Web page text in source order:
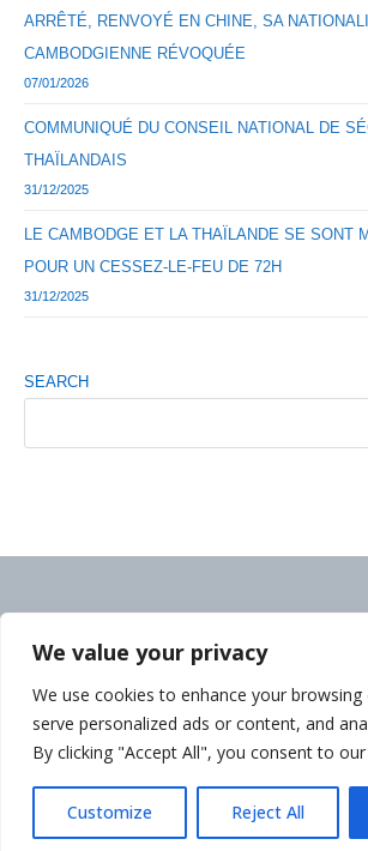
We value your privacy
We use cookies to enhance your browsing
serve personalized ads or content, and
By clicking "Accept All", you consent to
Customize Reject All
ARRÊTÉ, RENVOYÉ EN CHINE, SA
CAMBODGIENNE RÉVOQUÉE
07/01/2026
COMMUNIQUÉ DU CONSEIL NATIONAL DE
THAÏLANDAIS
31/12/2025
LE CAMBODGE ET LA THAÏLANDE SE SONT
POUR UN CESSEZ-LE-FEU DE 72H
31/12/2025
SEARCH
Copyright cambodgeinfo.com